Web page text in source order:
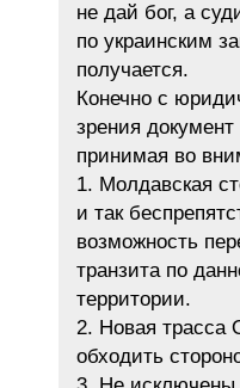
не дай бог, а
по украинским
получается.
Конечно с
зрения
принимая во
1. Молдавская
и так
возможность
транзита по
территории.
2. Новая трасса
обходить